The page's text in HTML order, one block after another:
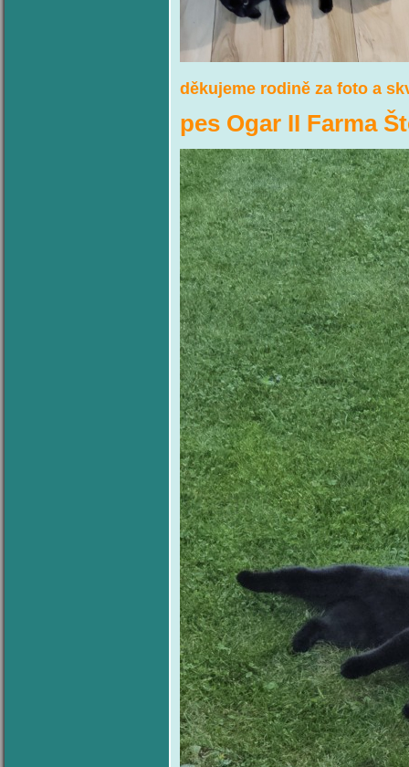
děkujeme rodině za foto a
pes Ogar II Farma